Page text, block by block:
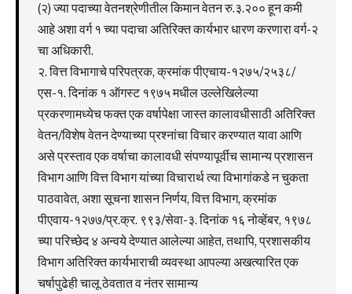
(२) ज्या पदाच्या वेतनश्रेणीतील किमान वेतन रु.३.२०० हून कमी
आहे अशा वर्ग १ च्या पदाचा अतिरिक्त कार्यभार धारण करणारा वर्ग-२
चा अधिकारी.
२. वित्त विभागाचे परिपत्रक, क्रमांक पीए‌चाय-१२७५/२५३८/
एस-१. दिनांक १ ऑगस्ट १९७५ मधील उल्लेखिलेल्या
प्रकरणामध्येच फक्त एक वर्षापेक्षा जास्त कालावधीसाठी अतिरिक्त
वेतन/विशेष वेतन देण्याच्या प्रश्नांचा विचार करण्यात यावा आणि
असे प्रस्ताव एक वर्षाचा कालावधी संपण्यापूर्वीच सामान्य प्रशासन
विभाग आणि वित्त विभाग यांच्या विचारार्थ त्या विभागांकडे न चुकता
पाठवावेत, अशा सूचना शासन निर्णय, वित्त विभाग, क्रमांक
पीएवाय-१२७७/प्र.क्र. ९९३/सेवा-३. दिनांक १६ नोव्हेंबर, १९७८
च्या परिच्छेद ४ अन्वये देण्यात आलेल्या आहेत, तथापि, प्रशासकीय
विभाग अतिरिक्त कार्यभाराची व्यवस्था आपल्या अखत्यारित एक
चर्षापुढेही चालू ठेवतात व नंतर सामान्य